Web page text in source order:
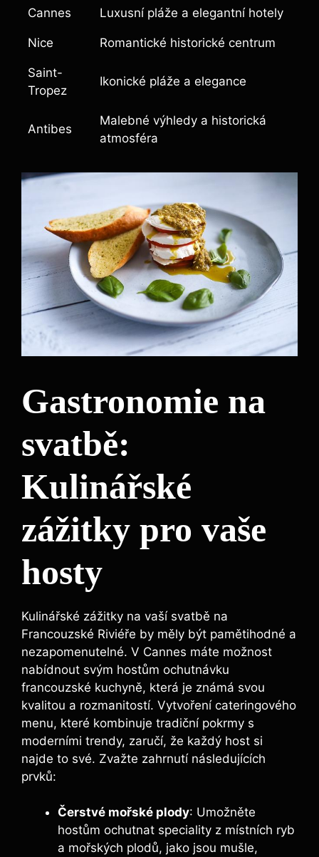
Cannes Luxusní pláže a elegantní hotely
Nice Romantické historické centrum
Saint-
Tropez
Ikonické pláže a elegance
Antibes
Malebné výhledy a historická
atmosféra
Gastronomie na
svatbě:
Kulinářské
zážitky pro vaše
hosty
Kulinářské zážitky na vaší svatbě na
Francouzské Riviéře by měly být pamětihodné a
nezapomenutelné. V Cannes máte možnost
nabídnout svým hostům ochutnávku
francouzské kuchyně, která je známá svou
kvalitou a rozmanitostí. Vytvoření cateringového
menu, které kombinuje tradiční pokrmy s
moderními trendy, zaručí, že každý host si
najde to své. Zvažte zahrnutí následujících
prvků:
Čerstvé mořské plody: Umožněte
hostům ochutnat speciality z místních ryb
a mořských plodů, jako jsou mušle,